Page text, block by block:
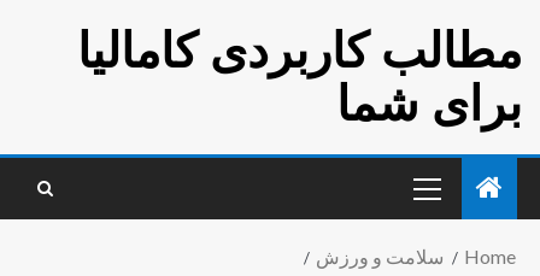
مطالب کاربردی کامالیا
برای شما
Home
سلامت و ورزش